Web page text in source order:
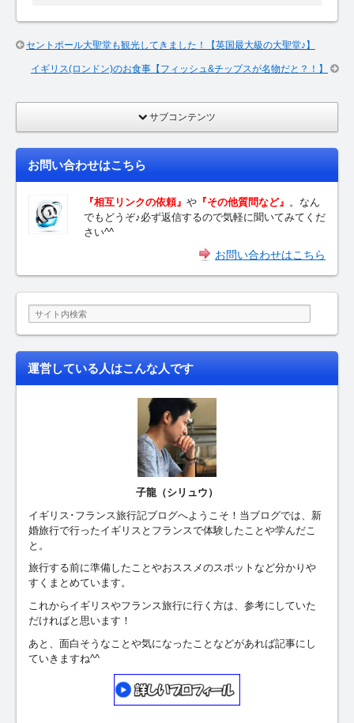
セントポール大聖堂も観光してきました！【英国最大級の大聖堂♪】
イギリス(ロンドン)のお食事【フィッシュ&チップスが名物だと？！】
サブコンテンツ
お問い合わせはこちら
『相互リンクの依頼』 や 『その他質問など』 。なん
でもどうぞ♪必ず返信するので気軽に聞いてみてくだ
さい^^
お問い合わせはこちら
運営している人はこんな人です
子龍（シリュウ）
イギリス･フランス旅行記ブログへようこそ！当ブログでは、新
婚旅行で行ったイギリスとフランスで体験したことや学んだこ
と。
旅行する前に準備したことやおススメのスポットなど分かりや
すくまとめています。
これからイギリスやフランス旅行に行く方は、参考にしていた
だければと思います！
あと、面白そうなことや気になったことなどがあれば記事にし
ていきますね^^